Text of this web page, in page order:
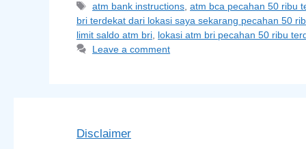
Tags
atm bank instructions ,atm bca pecahan 50 ribu
bri terdekat dari lokasi saya sekarang pecahan 50
limit saldo atm bri lokasi atm bri pecahan 50 ribu
Leave a comment
Disclaimer